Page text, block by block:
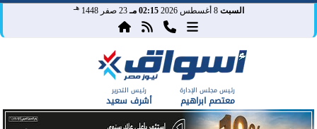
السبت 8 أغسطس 2026 02:15 مـ 23 صفر 1448 هـ
رئيس مجلس الإدارة
معتصم ابراهيم
رئيس التحرير
أشرف سعيد